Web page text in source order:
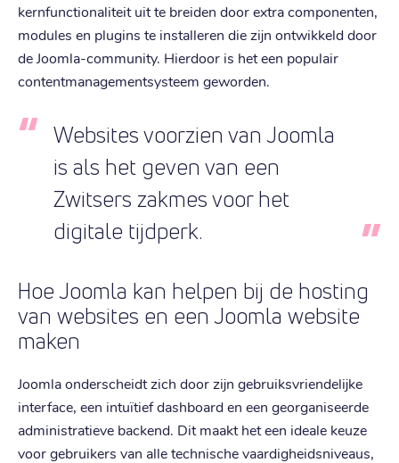
kernfunctionaliteit uit te breiden door extra componenten,
modules en plugins te installeren die zijn ontwikkeld door
de Joomla-community. Hierdoor is het een populair
contentmanagementsysteem geworden.
Websites voorzien van Joomla
is als het geven van een
Zwitsers zakmes voor het
digitale tijdperk.
Hoe Joomla kan helpen bij de hosting
van websites en een Joomla website
maken
Joomla onderscheidt zich door zijn gebruiksvriendelijke
interface, een intuïtief dashboard en een georganiseerde
administratieve backend. Dit maakt het een ideale keuze
voor gebruikers van alle technische vaardigheidsniveaus,